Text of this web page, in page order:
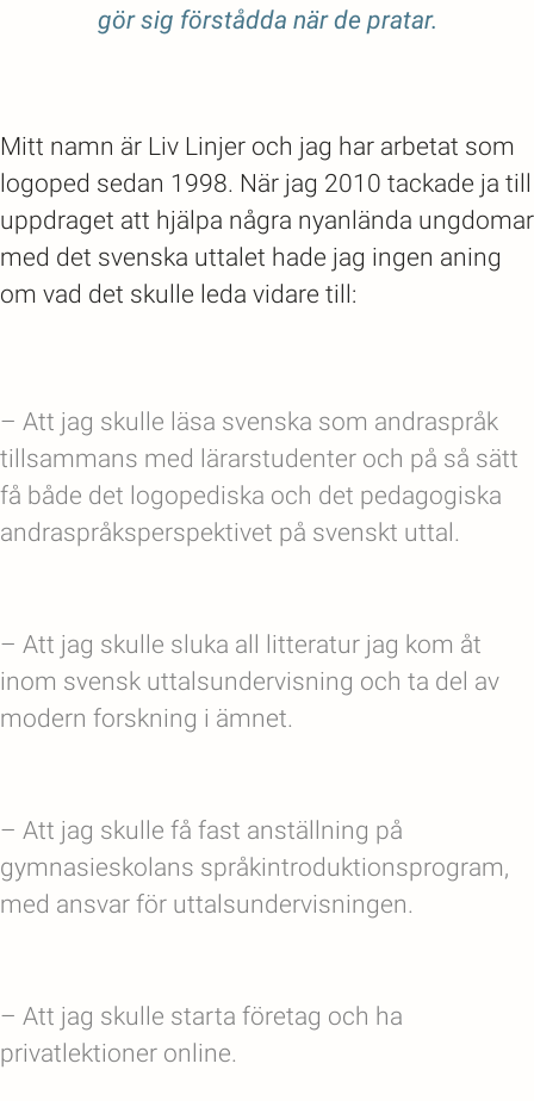
gör sig förstådda när de pratar.
Mitt namn är Liv Linjer och jag har arbetat som
logoped sedan 1998. När jag 2010 tackade ja till
uppdraget att hjälpa några nyanlända ungdomar
med det svenska uttalet hade jag ingen aning
om vad det skulle leda vidare till:
– Att jag skulle läsa svenska som andraspråk
tillsammans med lärarstudenter och på så sätt
få både det logopediska och det pedagogiska
andraspråksperspektivet på svenskt uttal.
– Att jag skulle sluka all litteratur jag kom åt
inom svensk uttalsundervisning och ta del av
modern forskning i ämnet.
– Att jag skulle få fast anställning på
gymnasieskolans språkintroduktionsprogram,
med ansvar för uttalsundervisningen.
– Att jag skulle starta företag och ha
privatlektioner online.